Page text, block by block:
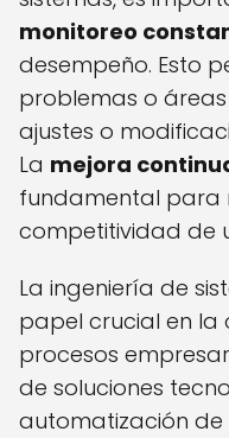
monitoreo
desempeño. Esto
problemas o
ajustes o
La mejora
fundamental para
competitividad de
La ingeniería de
papel crucial en la
procesos
de soluciones
automatización de